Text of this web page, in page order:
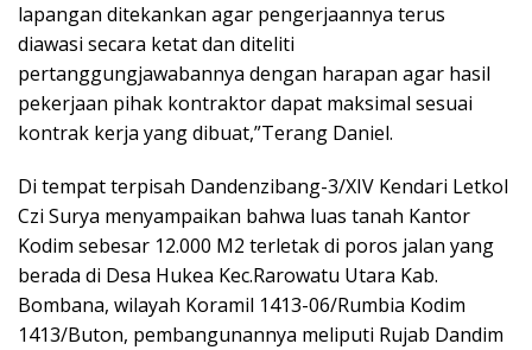
lapangan ditekankan agar pengerjaannya terus
diawasi secara ketat dan diteliti
pertanggungjawabannya dengan harapan agar hasil
pekerjaan pihak kontraktor dapat maksimal sesuai
kontrak kerja yang dibuat,”Terang Daniel.
Di tempat terpisah Dandenzibang-3/XIV Kendari Letkol
Czi Surya menyampaikan bahwa luas tanah Kantor
Kodim sebesar 12.000 M2 terletak di poros jalan yang
berada di Desa Hukea Kec.Rarowatu Utara Kab.
Bombana, wilayah Koramil 1413-06/Rumbia Kodim
1413/Buton, pembangunannya meliputi Rujab Dandim